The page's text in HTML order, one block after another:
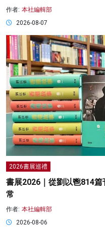
作者: 本社編輯部
2026-08-07
2026書展巡禮
書展2026｜從劉以鬯814
常
作者: 本社編輯部
2026-08-06